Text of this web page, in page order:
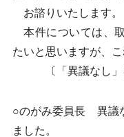
お諮りいたします。
本件については、
たいと思いますが、
〔「異議なし」と
○のがみ委員長 異議
ました。